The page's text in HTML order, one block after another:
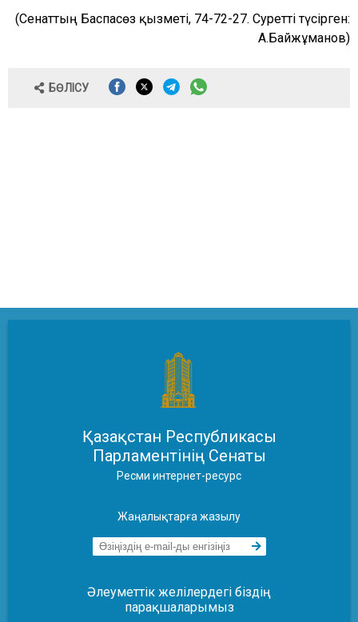
(Сенаттың Баспасөз қызметі, 74-72-27. Суретті түсірген:
А.Байжұманов)
БӨЛІСУ
Қазақстан Республикасы
Парламентінің Сенаты
Ресми интернет-ресурс
Жаңалықтарға жазылу
Әлеуметтік желілердегі біздің
парақшаларымыз